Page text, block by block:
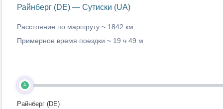
Райнберг (DE) — Сутиски (UA)
Расстояние по маршруту ~ 1842 км
Примерное время поездки ~ 19 ч 49 м
A
Райнберг (DE)